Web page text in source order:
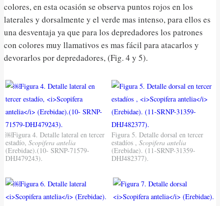
colores, en esta ocasión se observa puntos rojos en los
laterales y dorsalmente y el verde mas intenso, para ellos es
una desventaja ya que para los depredadores los patrones
con colores muy llamativos es mas fácil para atacarlos y
devorarlos por depredadores, (Fig. 4 y 5).
￼Figura 4. Detalle lateral en tercer
estadío, Scopifera antelia
(Erebidae).(10- SRNP-71579-
DHJ479243).
Figura 5. Detalle dorsal en tercer
estadíos , Scopifera antelia
(Erebidae). (11-SRNP-31359-
DHJ482377).